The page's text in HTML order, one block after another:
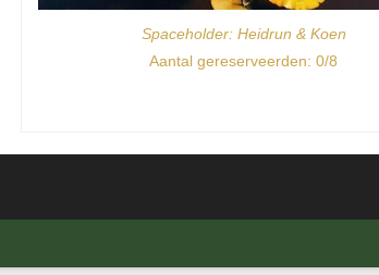
Spaceholder: Heidrun & Koen​
Aantal gereserveerden: 0/8